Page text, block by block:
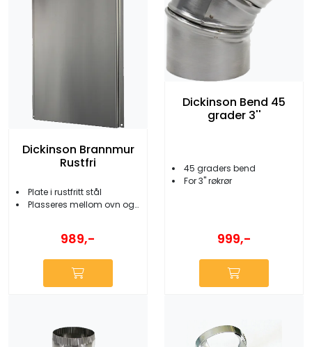
Dickinson Brannmur
Rustfri
Plate i rustfritt stål
Plasseres mellom ovn og vegg
989,-
Dickinson Bend 45
grader 3''
45 graders bend
For 3'' røkrør
999,-